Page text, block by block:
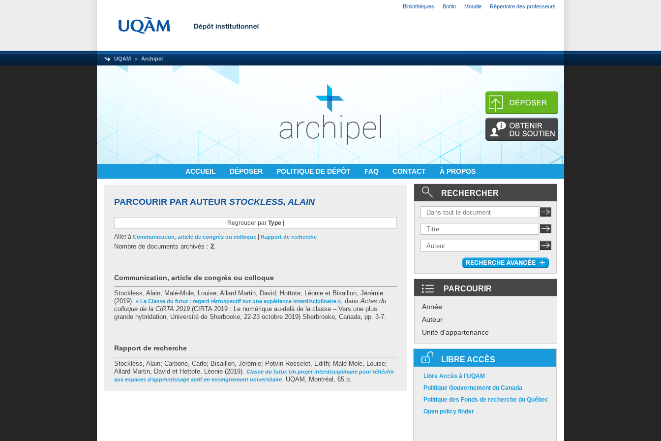
Bibliothèques Bottin Moodle Répertoire des professeurs
UQAM Archipel
ACCUEIL DÉPOSER POLITIQUE DE DÉPÔT FAQ CONTACT À PROPOS
PARCOURIR PAR AUTEUR STOCKLESS, ALAIN
Regrouper par Type|
Aller à Communication, article de congrès ou colloque Rapport de recherche
Nombre de documents archivés : 2.
Communication, article de congrès ou colloque
Stockless, Alain; Malé-Mole, Louise; Allard Martin, David; Hottote, Léonie et Bisaillon, Jérémie
(2019). « La Classe du futur : regard rétrospectif sur une expérience interdisciplinaire », dansActes du
colloque de la CIRTA 2019 (CIRTA 2019 : Le numérique au-delà de la classe – Vers une plus
grande hybridation, Université de Sherbooke, 22-23 octobre 2019) Sherbrooke, Canada, pp. 3-7.
Rapport de recherche
Stockless, Alain; Carbone, Carlo; Bisaillon, Jérémie; Potvin Rosselet, Edith; Malé-Mole, Louise;
Allard Martin, David et Hottote, Léonie (2019). Classe du futur. Un projet interdisciplinaire pour réfléchir
aux espaces d’apprentissage actif en enseignement universitaire. UQAM, Montréal, 65 p.
RECHERCHER
PARCOURIR
Année
Auteur
Unité d'appartenance
LIBRE ACCÈS
Libre Accès à l'UQAM
Politique Gouvernement du Canada
Politique des Fonds de recherche du Québec
Open policy finder